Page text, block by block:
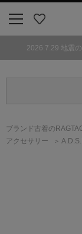
気
2026.7.29 地震
ブランド古着の
アクセサリー